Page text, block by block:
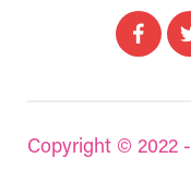
Copyright © 2022 -